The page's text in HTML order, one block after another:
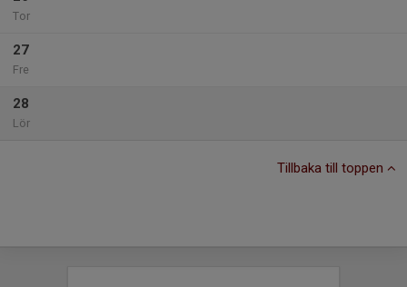
Tor
27
Fre
28
Lör
Tillbaka till toppen